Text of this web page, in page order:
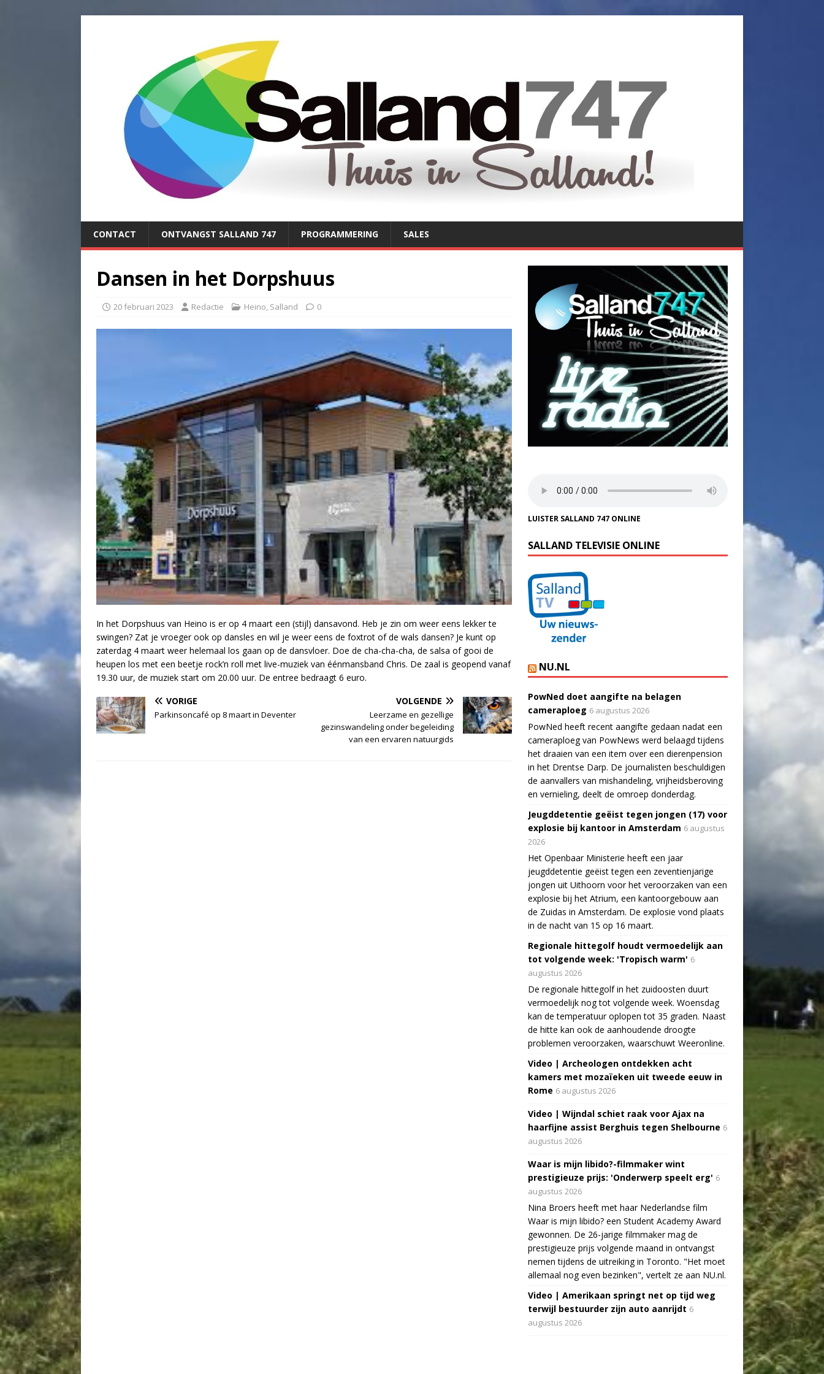
CONTACT ONTVANGST SALLAND 747 PROGRAMMERING SALES
Dansen in het Dorpshuus
20 februari 2023 Redactie Heino, Salland 0
In het Dorpshuus van Heino is er op 4 maart een (stijl) dansavond. Heb je zin om weer eens lekker te
swingen? Zat je vroeger ook op dansles en wil je weer eens de foxtrot of de wals dansen? Je kunt op
zaterdag 4 maart weer helemaal los gaan op de dansvloer. Doe de cha-cha-cha, de salsa of gooi de
heupen los met een beetje rock’n roll met live-muziek van éénmansband Chris. De zaal is geopend vanaf
19.30 uur, de muziek start om 20.00 uur. De entree bedraagt 6 euro.
VORIGE
Parkinsoncafé op 8 maart in Deventer
VOLGENDE
Leerzame en gezellige
gezinswandeling onder begeleiding
van een ervaren natuurgids
LUISTER SALLAND 747 ONLINE
SALLAND TELEVISIE ONLINE
NU.NL
PowNed doet aangifte na belagen
cameraploeg 6 augustus 2026
PowNed heeft recent aangifte gedaan nadat een
cameraploeg van PowNews werd belaagd tijdens
het draaien van een item over een dierenpension
in het Drentse Darp. De journalisten beschuldigen
de aanvallers van mishandeling, vrijheidsberoving
en vernieling, deelt de omroep donderdag.
Jeugddetentie geëist tegen jongen (17) voor
explosie bij kantoor in Amsterdam 6 augustus
2026
Het Openbaar Ministerie heeft een jaar
jeugddetentie geëist tegen een zeventienjarige
jongen uit Uithoorn voor het veroorzaken van een
explosie bij het Atrium, een kantoorgebouw aan
de Zuidas in Amsterdam. De explosie vond plaats
in de nacht van 15 op 16 maart.
Regionale hittegolf houdt vermoedelijk aan
tot volgende week: 'Tropisch warm' 6
augustus 2026
De regionale hittegolf in het zuidoosten duurt
vermoedelijk nog tot volgende week. Woensdag
kan de temperatuur oplopen tot 35 graden. Naast
de hitte kan ook de aanhoudende droogte
problemen veroorzaken, waarschuwt Weeronline.
Video | Archeologen ontdekken acht
kamers met mozaïeken uit tweede eeuw in
Rome 6 augustus 2026
Video | Wijndal schiet raak voor Ajax na
haarfijne assist Berghuis tegen Shelbourne 6
augustus 2026
Waar is mijn libido?-filmmaker wint
prestigieuze prijs: 'Onderwerp speelt erg' 6
augustus 2026
Nina Broers heeft met haar Nederlandse film
Waar is mijn libido? een Student Academy Award
gewonnen. De 26-jarige filmmaker mag de
prestigieuze prijs volgende maand in ontvangst
nemen tijdens de uitreiking in Toronto. "Het moet
allemaal nog even bezinken", vertelt ze aan NU.nl.
Video | Amerikaan springt net op tijd weg
terwijl bestuurder zijn auto aanrijdt 6
augustus 2026